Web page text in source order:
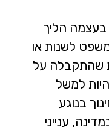
בעצמה הליך
לשנות או
שהתקבלה על
למשל
בנוגע
ענייני